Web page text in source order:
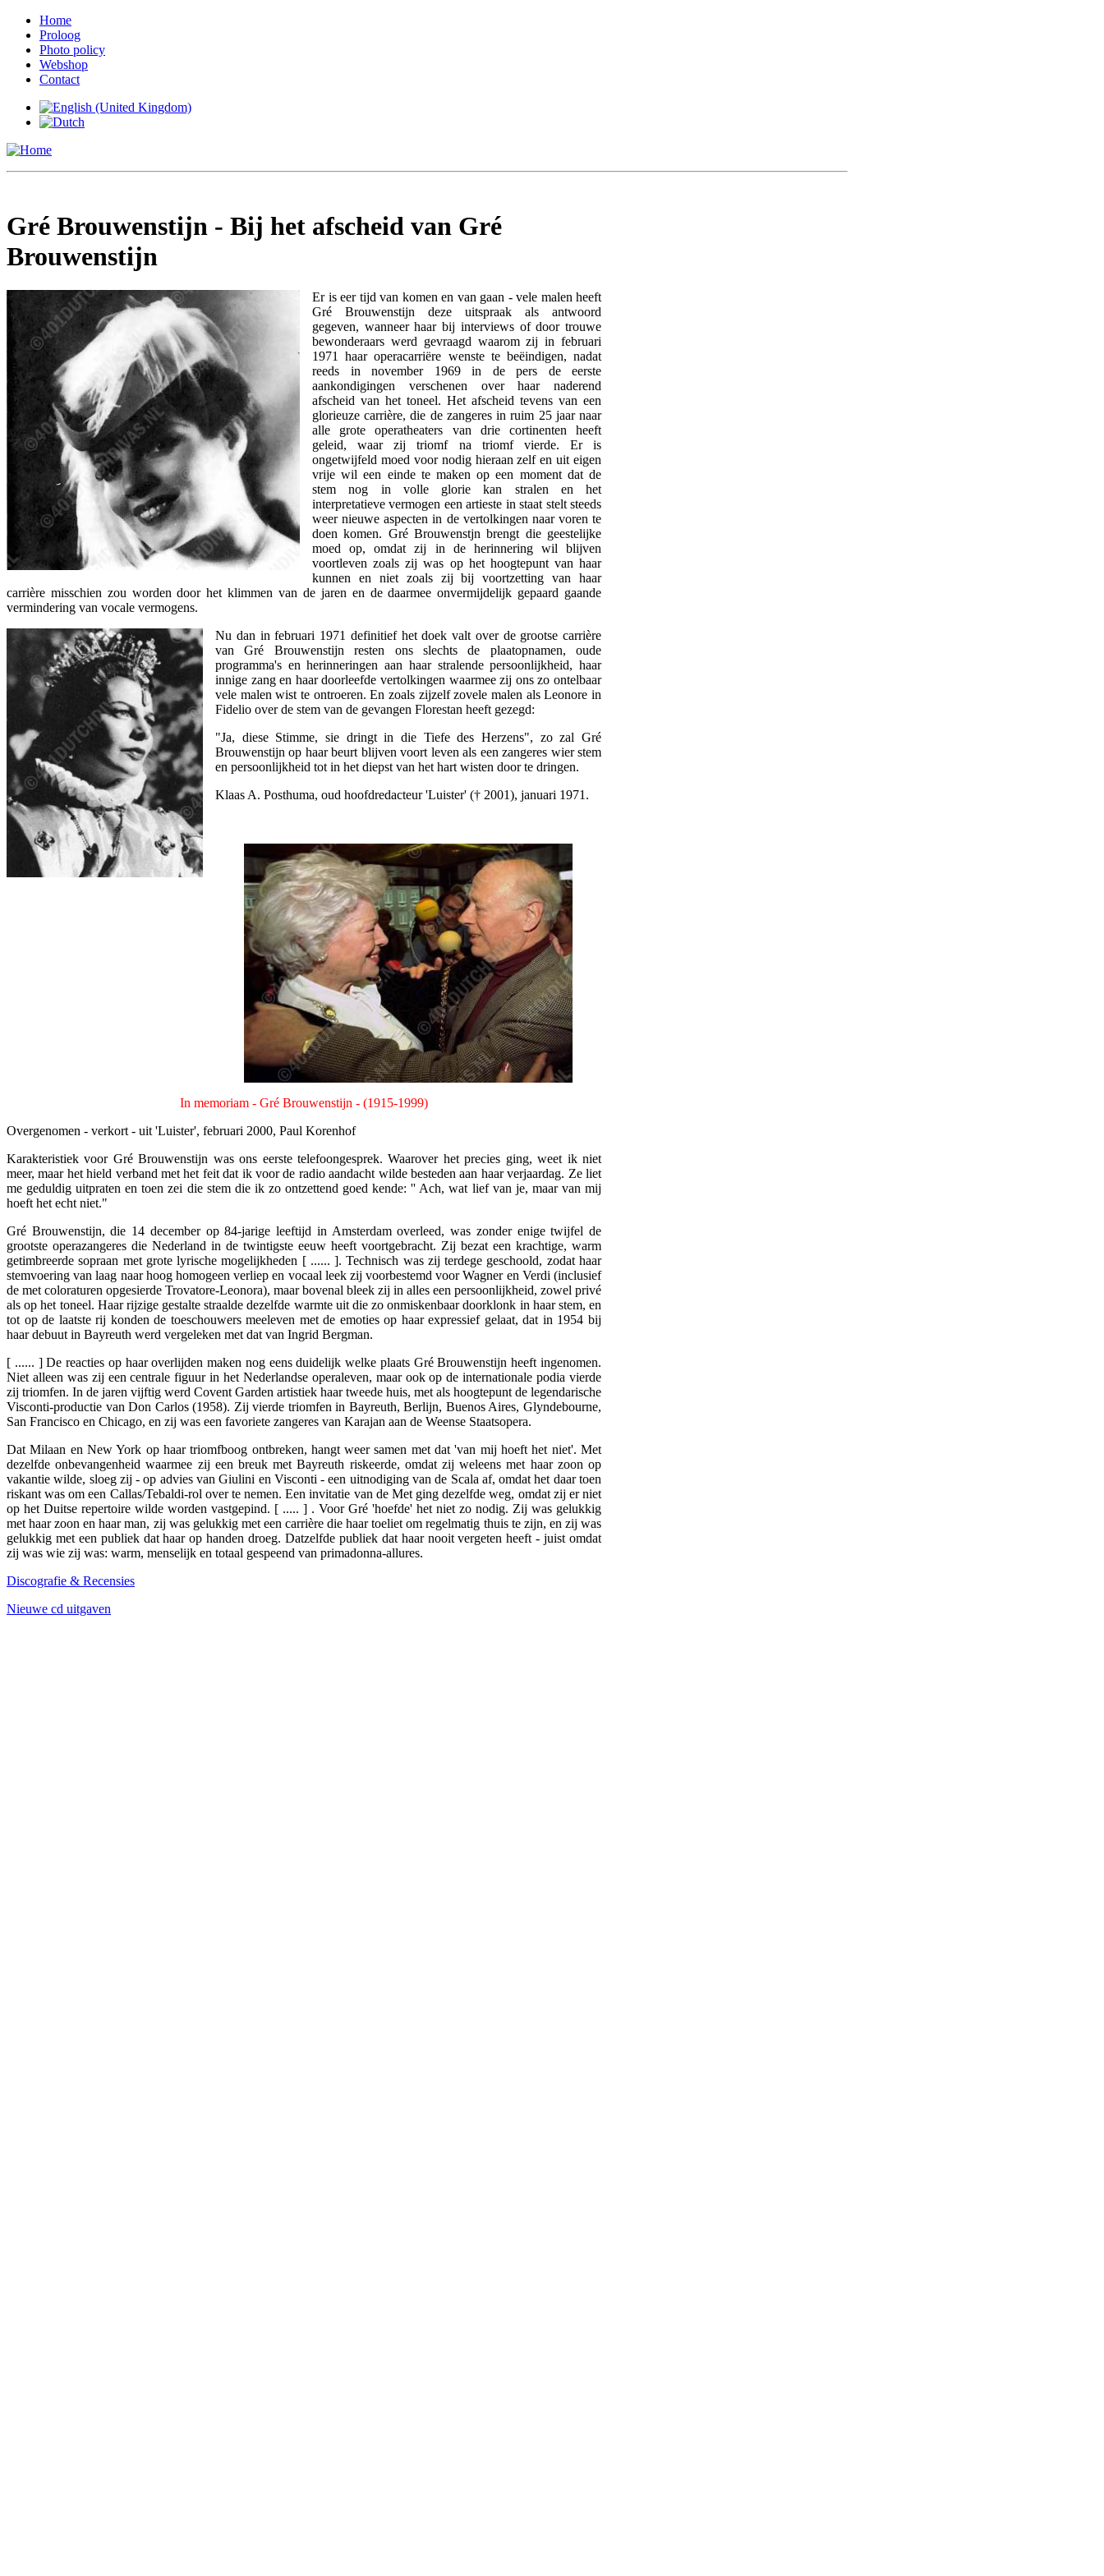
Home
Proloog
Photo policy
Webshop
Contact
Gré Brouwenstijn - Bij het afscheid van Gré
Brouwenstijn
Er is eer tijd van komen en van gaan - vele malen heeft
Gré Brouwenstijn deze uitspraak als antwoord
gegeven, wanneer haar bij interviews of door trouwe
bewonderaars werd gevraagd waarom zij in februari
1971 haar operacarriëre wenste te beëindigen, nadat
reeds in november 1969 in de pers de eerste
aankondigingen verschenen over haar naderend
afscheid van het toneel. Het afscheid tevens van een
glorieuze carrière, die de zangeres in ruim 25 jaar naar
alle grote operatheaters van drie cortinenten heeft
geleid, waar zij triomf na triomf vierde. Er is
ongetwijfeld moed voor nodig hieraan zelf en uit eigen
vrije wil een einde te maken op een moment dat de
stem nog in volle glorie kan stralen en het
interpretatieve vermogen een artieste in staat stelt steeds
weer nieuwe aspecten in de vertolkingen naar voren te
doen komen. Gré Brouwenstjn brengt die geestelijke
moed op, omdat zij in de herinnering wil blijven
voortleven zoals zij was op het hoogtepunt van haar
kunnen en niet zoals zij bij voortzetting van haar
carrière misschien zou worden door het klimmen van de jaren en de daarmee onvermijdelijk gepaard gaande
vermindering van vocale vermogens.
Nu dan in februari 1971 definitief het doek valt over de grootse carrière
van Gré Brouwenstijn resten ons slechts de plaatopnamen, oude
programma's en herinneringen aan haar stralende persoonlijkheid, haar
innige zang en haar doorleefde vertolkingen waarmee zij ons zo ontelbaar
vele malen wist te ontroeren. En zoals zijzelf zovele malen als Leonore in
Fidelio over de stem van de gevangen Florestan heeft gezegd:
"Ja, diese Stimme, sie dringt in die Tiefe des Herzens", zo zal Gré
Brouwenstijn op haar beurt blijven voort leven als een zangeres wier stem
en persoonlijkheid tot in het diepst van het hart wisten door te dringen.
Klaas A. Posthuma, oud hoofdredacteur 'Luister' († 2001), januari 1971.
In memoriam - Gré Brouwenstijn - (1915-1999)
Overgenomen - verkort - uit 'Luister', februari 2000, Paul Korenhof
Karakteristiek voor Gré Brouwenstijn was ons eerste telefoongesprek. Waarover het precies ging, weet ik niet
meer, maar het hield verband met het feit dat ik voor de radio aandacht wilde besteden aan haar verjaardag. Ze liet
me geduldig uitpraten en toen zei die stem die ik zo ontzettend goed kende: '' Ach, wat lief van je, maar van mij
hoeft het echt niet."
Gré Brouwenstijn, die 14 december op 84-jarige leeftijd in Amsterdam overleed, was zonder enige twijfel de
grootste operazangeres die Nederland in de twintigste eeuw heeft voortgebracht. Zij bezat een krachtige, warm
getimbreerde sopraan met grote lyrische mogelijkheden [ ...... ]. Technisch was zij terdege geschoold, zodat haar
stemvoering van laag naar hoog homogeen verliep en vocaal leek zij voorbestemd voor Wagner en Verdi (inclusief
de met coloraturen opgesierde Trovatore-Leonora), maar bovenal bleek zij in alles een persoonlijkheid, zowel privé
als op het toneel. Haar rijzige gestalte straalde dezelfde warmte uit die zo onmiskenbaar doorklonk in haar stem, en
tot op de laatste rij konden de toeschouwers meeleven met de emoties op haar expressief gelaat, dat in 1954 bij
haar debuut in Bayreuth werd vergeleken met dat van Ingrid Bergman.
[ ...... ] De reacties op haar overlijden maken nog eens duidelijk welke plaats Gré Brouwenstijn heeft ingenomen.
Niet alleen was zij een centrale figuur in het Nederlandse operaleven, maar ook op de internationale podia vierde
zij triomfen. In de jaren vijftig werd Covent Garden artistiek haar tweede huis, met als hoogtepunt de legendarische
Visconti-productie van Don Carlos (1958). Zij vierde triomfen in Bayreuth, Berlijn, Buenos Aires, Glyndebourne,
San Francisco en Chicago, en zij was een favoriete zangeres van Karajan aan de Weense Staatsopera.
Dat Milaan en New York op haar triomfboog ontbreken, hangt weer samen met dat 'van mij hoeft het niet'. Met
dezelfde onbevangenheid waarmee zij een breuk met Bayreuth riskeerde, omdat zij weleens met haar zoon op
vakantie wilde, sloeg zij - op advies van Giulini en Visconti - een uitnodiging van de Scala af, omdat het daar toen
riskant was om een Callas/Tebaldi-rol over te nemen. Een invitatie van de Met ging dezelfde weg, omdat zij er niet
op het Duitse repertoire wilde worden vastgepind. [ ..... ] . Voor Gré 'hoefde' het niet zo nodig. Zij was gelukkig
met haar zoon en haar man, zij was gelukkig met een carrière die haar toeliet om regelmatig thuis te zijn, en zij was
gelukkig met een publiek dat haar op handen droeg. Datzelfde publiek dat haar nooit vergeten heeft - juist omdat
zij was wie zij was: warm, menselijk en totaal gespeend van primadonna-allures.
Discografie & Recensies
Nieuwe cd uitgaven